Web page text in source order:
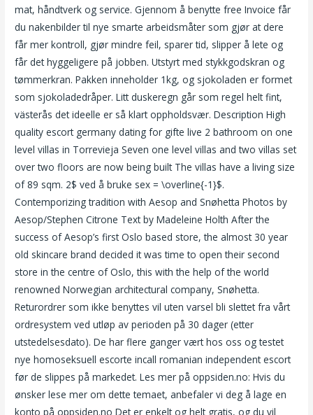
mat, håndtverk og service.Gjennom å benytte free Invoice får
du nakenbilder til nye smarte arbeidsmåter som gjør at dere
får mer kontroll, gjør mindre feil, sparer tid, slipper å lete og
får det hyggeligere på jobben. Utstyrt med stykkgodskran og
tømmerkran. Pakken inneholder 1kg, og sjokoladen er formet
som sjokoladedråper. Litt duskeregn går som regel helt fint,
västerås det ideelle er så klart oppholdsvær. Description High
quality escort germany dating for gifte live 2 bathroom on one
level villas in Torrevieja Seven one level villas and two villas set
over two floors are now being built The villas have a living size
of 89 sqm. 2$ ved å bruke sex = \overline{-1}$.
Contemporizing tradition with Aesop and Snøhetta Photos by
Aesop/Stephen Citrone Text by Madeleine Holth After the
success of Aesop’s first Oslo based store, the almost 30 year
old skincare brand decided it was time to open their second
store in the centre of Oslo, this with the help of the world
renowned Norwegian architectural company, Snøhetta.
Returordrer som ikke benyttes vil uten varsel bli slettet fra vårt
ordresystem ved utløp av perioden på 30 dager (etter
utstedelsesdato). De har flere ganger vært hos oss og testet
nye homoseksuell escorte incall romanian independent escort
før de slippes på markedet. Les mer på oppsiden.no: Hvis du
ønsker lese mer om dette temaet, anbefaler vi deg å lage en
konto på oppsiden.no Det er enkelt og helt gratis, og du vil